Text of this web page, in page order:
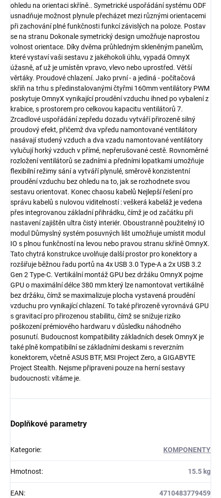
ohledu na orientaci skříně.. Symetrické uspořádání systému ODF
usnadňuje možnost plynule přecházet mezi různými orientacemi
při zachování plné funkčnosti funkcí závislých na poloze. Postav
se na stranu Dokonale symetrický design umožňuje naprostou
volnost orientace. Díky dvěma průhledným skleněným panelům,
které vystaví vaši sestavu z jakéhokoli úhlu, vypadá OmnyX
úžasně, ať už je umístěn vpravo, vlevo nebo uprostřed. Větší
věrtáky. Proudové chlazení. Jako první - a jediná - počítačová
skříň na trhu s předinstalovanými čtyřmi 160mm ventilátory PWM
poskytuje OmnyX vynikající proudění vzduchu ihned po vybalení z
krabice, s prostorem pro celkovou kapacitu ventilátorů 7.
Zrcadlové uspořádání zepředu dozadu vytváří přirozeně silný
proudový efekt, přičemž dva vpředu namontované ventilátory
nasávají studený vzduch a dva vzadu namontované ventilátory
vylučují horký vzduch v přímé, nepřerušované cestě. Rovnoměrné
rozložení ventilátorů se zadními a předními lopatkami umožňuje
flexibilní režimy sání a vytváří plynulé, směrově konzistentní
proudění vzduchu bez ohledu na to, jak se rozhodnete svou
sestavu orientovat. Konec chaosu kabelů Nejlepší řešení pro
správu kabelů s nulovou viditelností : veškerá kabeláž je vedena
přes integrovanou základní přihrádku, čímž je od začátku při
nastavení zajištěn ultra čistý interiér. Oboustranně použitelný IO
modul Důmyslný systém posuvných lišt umožňuje umístit modul
IO s plnou funkčností na levou nebo pravou stranu skříně OmnyX.
Tato chytrá konstrukce uvolňuje další prostor pro konektory a
rozšiřuje běžnou řadu portů na 4x USB 3.0 Type-A a 2x USB 3.2
Gen 2 Type-C. Vertikální montáž GPU bez držáku OmnyX pojme
GPU o maximální délce 380 mm který lze namontovat vertikálně
bez držáku, čímž se maximalizuje plocha vystavená proudění
vzduchu pro vynikající chlazení. To také přirozeně vyrovnává GPU
s gravitací pro přirozenou stabilitu, čímž se snižuje riziko
poškození prémiového hardwaru v důsledku náhodného
posunutí. Budoucnost kompatibility základních desek OmnyX je
také plně kompatibilní se základními deskami s reverzním
konektorem, včetně ASUS BTF, MSI Project Zero, a GIGABYTE
Project Stealth. Nejsme připraveni pouze na herní sestavy
budoucnosti: vítáme je.
Doplňkové parametry
Kategorie: KOMPONENTY
Hmotnost: 15.5 kg
EAN: 4710483779459